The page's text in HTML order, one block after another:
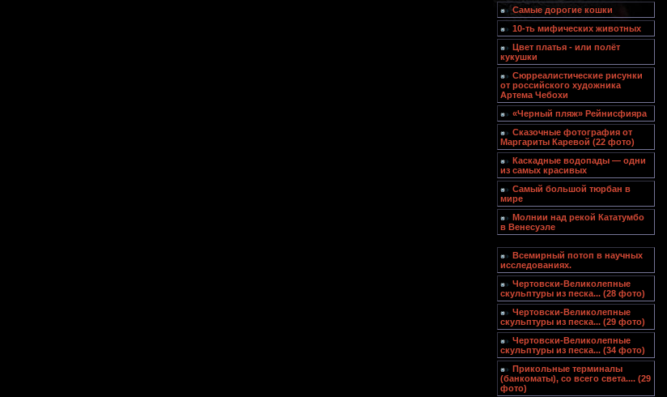
Самые дорогие кошки
10-ть мифических животных
Цвет платья - или полёт
кукушки
Сюрреалистические рисунки
от российского художника
Артема Чебохи
«Черный пляж» Рейнисфияра
Сказочные фотография от
Маргариты Каревой (22 фото)
Каскадные водопады — одни
из самых красивых
Самый большой тюрбан в
мире
Молнии над рекой Кататумбо
в Венесуэле
Всемирный потоп в научных
исследованиях.
Чертовски-Великолепные
скульптуры из песка... (28 фото)
Чертовски-Великолепные
скульптуры из песка... (29 фото)
Чертовски-Великолепные
скульптуры из песка... (34 фото)
Прикольные терминалы
(банкоматы), со всего света.... (29
фото)